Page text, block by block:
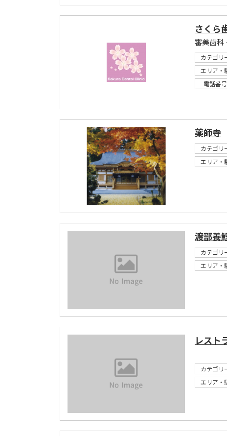
さくら
審美歯科
カテゴリ
エリア・
電話番号
薬師寺
カテゴリ
エリア・
渡部養
カテゴリ
エリア・
レスト
カテゴリ
エリア・